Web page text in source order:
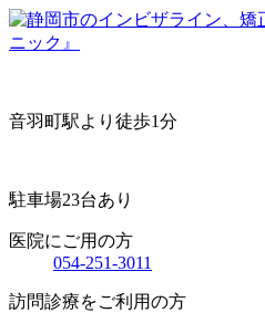
音羽町駅より徒歩1分
駐車場23台あり
医院にご用の方
054-251-3011
訪問診療をご利用の方